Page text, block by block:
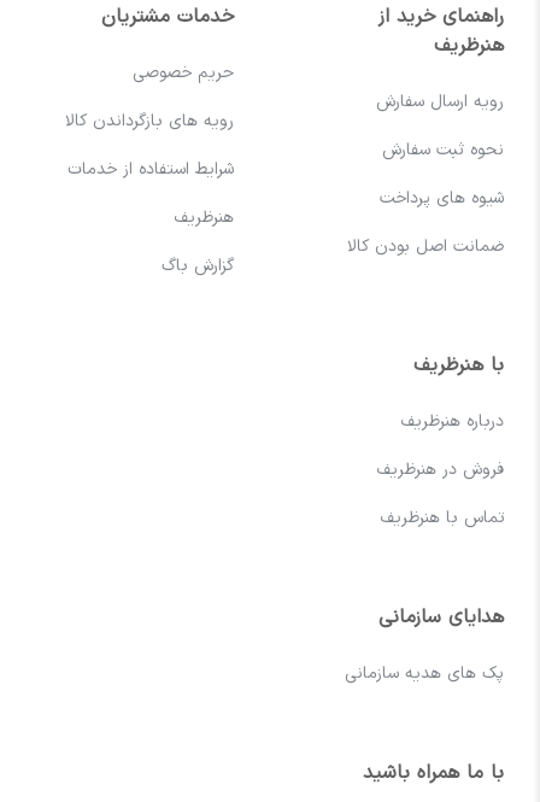
راهنمای خرید از
هنرظریف
رویه ارسال سفارش
نحوه ثبت سفارش
شیوه های پرداخت
ضمانت اصل بودن کالا
خدمات مشتریان
حریم خصوصی
رویه های بازگرداندن کالا
شرایط استفاده از خدمات
هنرظریف
گزارش باگ
با هنرظریف
درباره هنرظریف
فروش در هنرظریف
تماس با هنرظریف
هدایای سازمانی
پک های هدیه سازمانی
با ما همراه باشید